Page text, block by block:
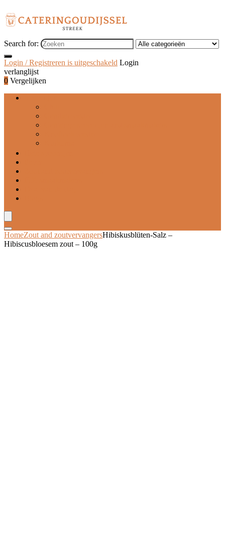
Search for:
Login / Registreren is uitgeschakeld Login
verlanglijst
0 Vergelijken
HomeZout and zoutvervangersHibiskusblüten-Salz –
Hibiscusbloesem zout – 100g